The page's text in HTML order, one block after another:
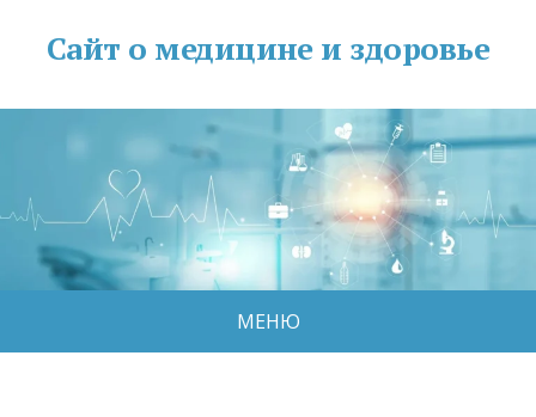
Сайт о медицине и здоровье
МЕНЮ